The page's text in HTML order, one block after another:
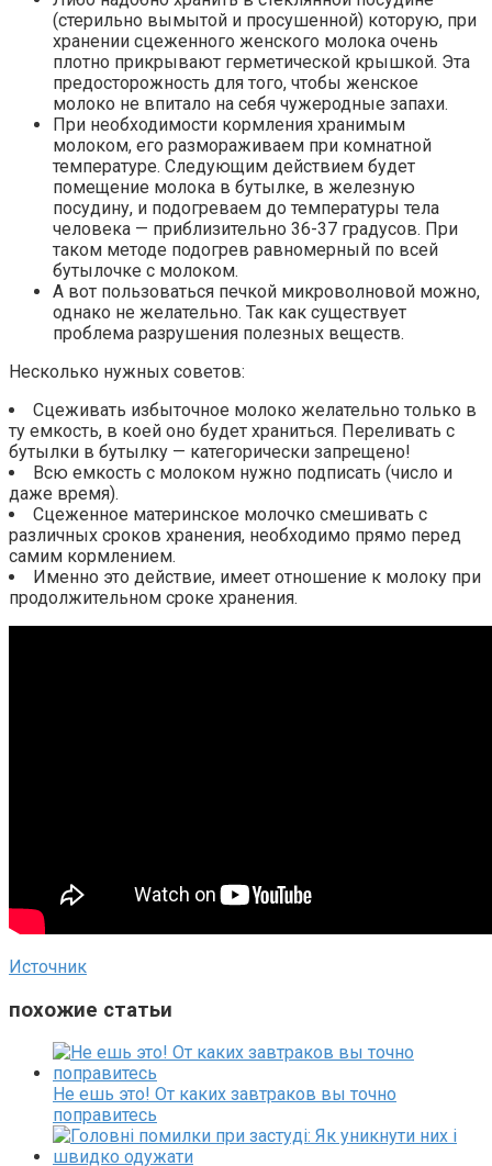
(стерильно вымытой и просушенной) которую, при
хранении сцеженного женского молока очень
плотно прикрывают герметической крышкой. Эта
предосторожность для того, чтобы женское
молоко не впитало на себя чужеродные запахи.
При необходимости кормления хранимым
молоком, его размораживаем при комнатной
температуре. Следующим действием будет
помещение молока в бутылке, в железную
посудину, и подогреваем до температуры тела
человека — приблизительно 36-37 градусов. При
таком методе подогрев равномерный по всей
бутылочке с молоком.
А вот пользоваться печкой микроволновой можно,
однако не желательно. Так как существует
проблема разрушения полезных веществ.
Несколько нужных советов:
Сцеживать избыточное молоко желательно только в
ту емкость, в коей оно будет храниться. Переливать с
бутылки в бутылку — категорически запрещено!
Всю емкость с молоком нужно подписать (число и
даже время).
Сцеженное материнское молочко смешивать с
различных сроков хранения, необходимо прямо перед
самим кормлением.
Именно это действие, имеет отношение к молоку при
продолжительном сроке хранения.
Источник
похожие статьи
Не ешь это! От каких завтраков вы точно
поправитесь